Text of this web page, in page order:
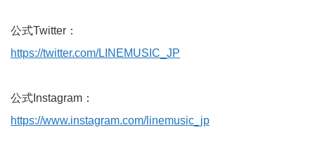
公式Twitter：
https://twitter.com/LINEMUSIC_JP
公式Instagram：
https://www.instagram.com/linemusic_jp